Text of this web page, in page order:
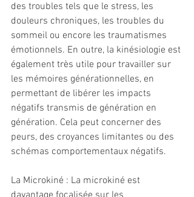
des troubles tels que le stress, les
douleurs chroniques, les troubles du
sommeil ou encore les traumatismes
émotionnels. En outre, la kinésiologie est
également très utile pour travailler sur
les mémoires générationnelles, en
permettant de libérer les impacts
négatifs transmis de génération en
génération. Cela peut concerner des
peurs, des croyances limitantes ou des
schémas comportementaux négatifs.
La Microkiné : La microkiné est